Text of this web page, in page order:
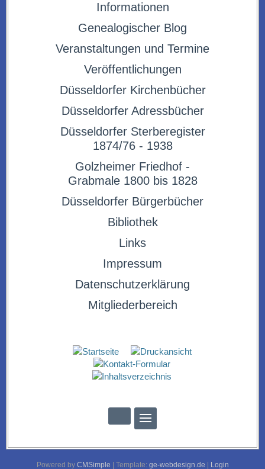
Informationen
Genealogischer Blog
Veranstaltungen und Termine
Veröffentlichungen
Düsseldorfer Kirchenbücher
Düsseldorfer Adressbücher
Düsseldorfer Sterberegister
1874/76 - 1938
Golzheimer Friedhof -
Grabmale 1800 bis 1828
Düsseldorfer Bürgerbücher
Bibliothek
Links
Impressum
Datenschutzerklärung
Mitgliederbereich
Powered by CMSimple | Template: ge-webdesign.de Login